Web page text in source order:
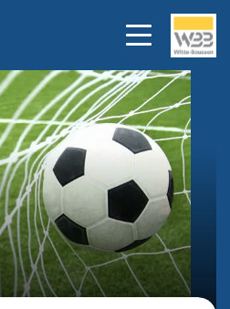
Bekijk alle foto's